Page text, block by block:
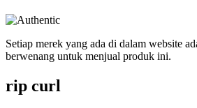
Setiap merek yang ada di dalam website
berwenang untuk menjual produk ini.
rip curl